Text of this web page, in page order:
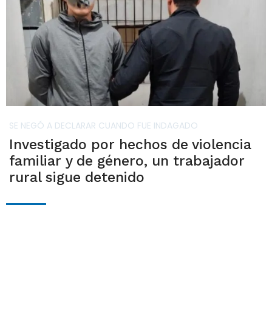
SE NEGÓ A DECLARAR CUANDO FUE INDAGADO
Investigado por hechos de violencia
familiar y de género, un trabajador
rural sigue detenido